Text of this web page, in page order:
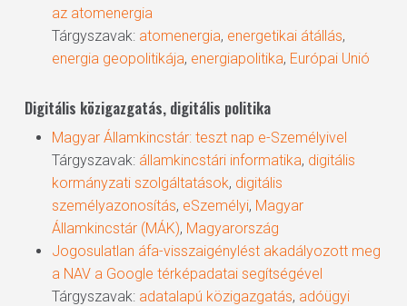
az atomenergia
Tárgyszavak: atomenergia, energetikai átállás,
energia geopolitikája, energiapolitika, Európai Unió
Digitális közigazgatás, digitális politika
Magyar Államkincstár: teszt nap e-Személyivel
Tárgyszavak: államkincstári informatika, digitális
kormányzati szolgáltatások, digitális
személyazonosítás, eSzemélyi, Magyar
Államkincstár (MÁK), Magyarország
Jogosulatlan áfa-visszaigénylést akadályozott meg
a NAV a Google térképadatai segítségével
Tárgyszavak: adatalapú közigazgatás, adóügyi